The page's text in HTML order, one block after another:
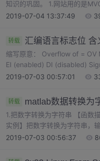
知识的巩固。 1.网站用的是
2019-07-04 13:37:49
转载 汇编语言标志位
缩写原意： Overflow of =
EI (enabled) DI (disabled)
2019-07-03 00:57:01
转载 matlab数据转换为
1.把数字转换为字符串 【函数描述】str=num2str(A)：把数组A中元素取小数点后四位，并转换为字符串。 【函数
实例】把数字转换为字符串，输入语句： str1=num2str(pi) str2=num2str(eps) 输
2019-07-03 00:56:37